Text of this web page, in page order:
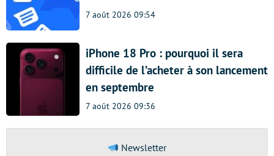
7 août 2026 09:54
iPhone 18 Pro : pourquoi il sera
difficile de l’acheter à son lancement
en septembre
7 août 2026 09:36
Newsletter